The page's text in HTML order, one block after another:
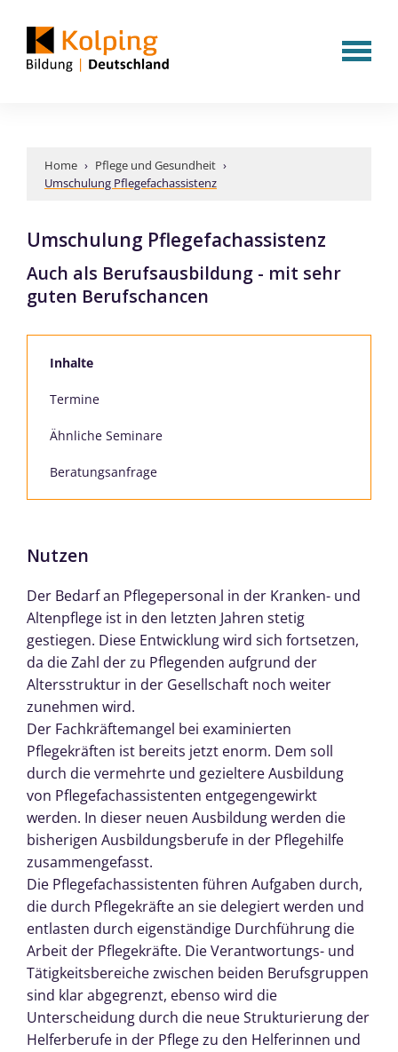
Home › Pflege und Gesundheit ›
Umschulung Pflegefachassistenz
Umschulung Pflegefachassistenz
Auch als Berufsausbildung - mit sehr
guten Berufschancen
Inhalte
Termine
Ähnliche Seminare
Beratungsanfrage
Nutzen
Der Bedarf an Pflegepersonal in der Kranken- und
Altenpflege ist in den letzten Jahren stetig
gestiegen. Diese Entwicklung wird sich fortsetzen,
da die Zahl der zu Pflegenden aufgrund der
Altersstruktur in der Gesellschaft noch weiter
zunehmen wird.
Der Fachkräftemangel bei examinierten
Pflegekräften ist bereits jetzt enorm. Dem soll
durch die vermehrte und gezieltere Ausbildung
von Pflegefachassistenten entgegengewirkt
werden. In dieser neuen Ausbildung werden die
bisherigen Ausbildungsberufe in der Pflegehilfe
zusammengefasst.
Die Pflegefachassistenten führen Aufgaben durch,
die durch Pflegekräfte an sie delegiert werden und
entlasten durch eigenständige Durchführung die
Arbeit der Pflegekräfte. Die Verantwortungs- und
Tätigkeitsbereiche zwischen beiden Berufsgruppen
sind klar abgegrenzt, ebenso wird die
Unterscheidung durch die neue Strukturierung der
Helferberufe in der Pflege zu den Helferinnen und